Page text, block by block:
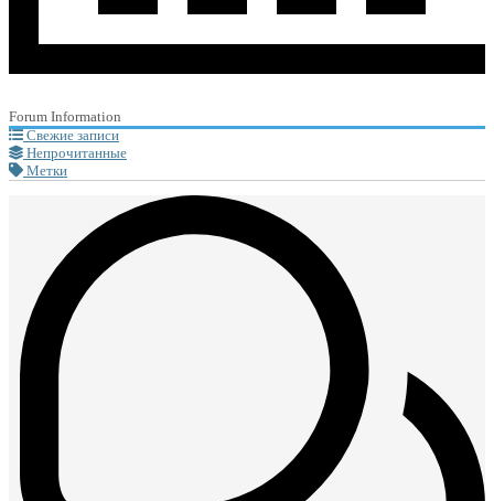
Forum Information
Свежие записи
Непрочитанные
Метки